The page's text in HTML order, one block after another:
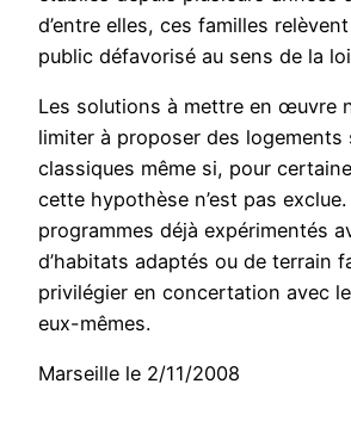
d’entre elles, ces familles relèvent
public défavorisé au sens de la
Les solutions à mettre en œuvre
limiter à proposer des logements
classiques même si, pour
cette hypothèse n’est pas
programmes déjà expérimentés
d’habitats adaptés ou de terrain
privilégier en concertation avec
eux-mêmes.
Marseille le 2/11/2008